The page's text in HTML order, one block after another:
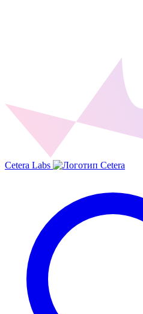
Cetera Labs